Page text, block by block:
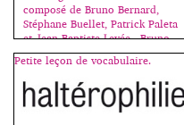
composé de Bruno Bernard,
Stéphane Buellet, Patrick Paleta
et Jean-Baptiste Levée, Bruno
Bernard – Patrick Paleta et Jean-
Baptiste Levée étant diplômés de
l’atelier de création
typographique de l’école […]
Petite leçon de vocabulaire.